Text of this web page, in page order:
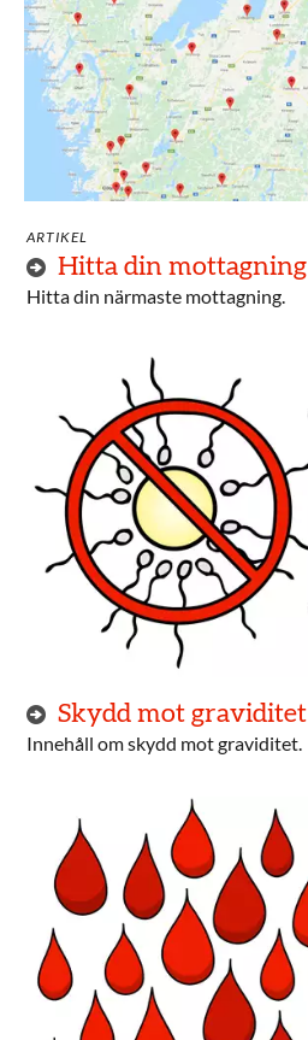
ARTIKEL
Hitta din mottagning
Hitta din närmaste mottagning.
Skydd mot graviditet
Innehåll om skydd mot graviditet.